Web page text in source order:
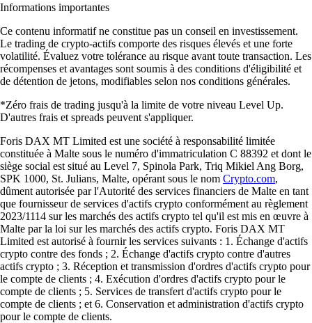
Informations importantes
Ce contenu informatif ne constitue pas un conseil en investissement.
Le trading de crypto-actifs comporte des risques élevés et une forte
volatilité. Évaluez votre tolérance au risque avant toute transaction. Les
récompenses et avantages sont soumis à des conditions d'éligibilité et
de détention de jetons, modifiables selon nos conditions générales.
*Zéro frais de trading jusqu'à la limite de votre niveau Level Up.
D'autres frais et spreads peuvent s'appliquer.
Foris DAX MT Limited est une société à responsabilité limitée
constituée à Malte sous le numéro d'immatriculation C 88392 et dont le
siège social est situé au Level 7, Spinola Park, Triq Mikiel Ang Borg,
SPK 1000, St. Julians, Malte, opérant sous le nom Crypto.com,
dûment autorisée par l'Autorité des services financiers de Malte en tant
que fournisseur de services d'actifs crypto conformément au règlement
2023/1114 sur les marchés des actifs crypto tel qu'il est mis en œuvre à
Malte par la loi sur les marchés des actifs crypto. Foris DAX MT
Limited est autorisé à fournir les services suivants : 1. Échange d'actifs
crypto contre des fonds ; 2. Échange d'actifs crypto contre d'autres
actifs crypto ; 3. Réception et transmission d'ordres d'actifs crypto pour
le compte de clients ; 4. Exécution d'ordres d'actifs crypto pour le
compte de clients ; 5. Services de transfert d'actifs crypto pour le
compte de clients ; et 6. Conservation et administration d'actifs crypto
pour le compte de clients.